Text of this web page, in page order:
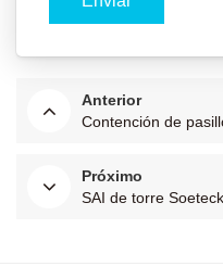
Anterior
Contención de
Próximo
SAI de torre